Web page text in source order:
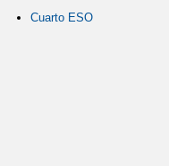
Cuarto ESO